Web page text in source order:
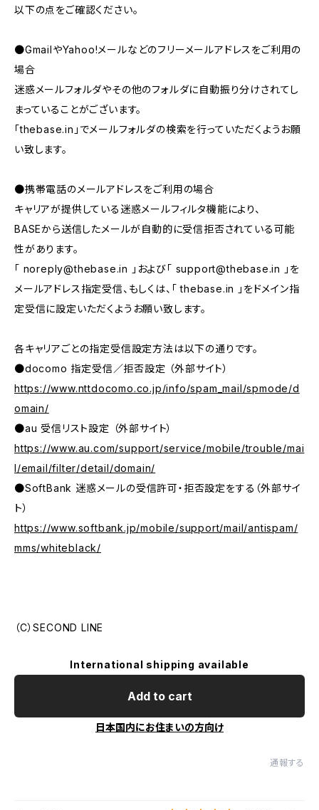
以下の点をご確認ください。
●GmailやYahoo!メールなどのフリーメールアドレスをご利用の
場合
迷惑メールフォルダやその他のフォルダに自動振り分けされてし
まっていることがございます。
「thebase.in」でメールフォルダの検索を行っていただくようお願
い致します。
●携帯電話のメールアドレスをご利用の場合
キャリアが提供している迷惑メールフィルタ機能により、
BASEから送信したメールが自動的に受信拒否されている可能
性があります。
「 noreply@thebase.in 」および「 support@thebase.in
」を
メールアドレス指定受信、もしくは、「 thebase.in 」をドメイン指
定受信に設定いただくようお願い致します。
各キャリアごとの指定受信設定方法は以下の通りです。
●docomo 指定受信／拒否設定 （外部サイト）
https://www.nttdocomo.co.jp/info/spam_mail/spmode/d
omain/
●au 受信リスト設定 （外部サイト）
https://www.au.com/support/service/mobile/trouble/mai
l/email/filter/detail/domain/
●SoftBank 迷惑メールの受信許可・拒否設定をする（外部サイ
ト）
https://www.softbank.jp/mobile/support/mail/antispam/
mms/whiteblack/
（C）SECOND LINE
International shipping available
Add to cart
日本国内にお住まいの方向け
通報する